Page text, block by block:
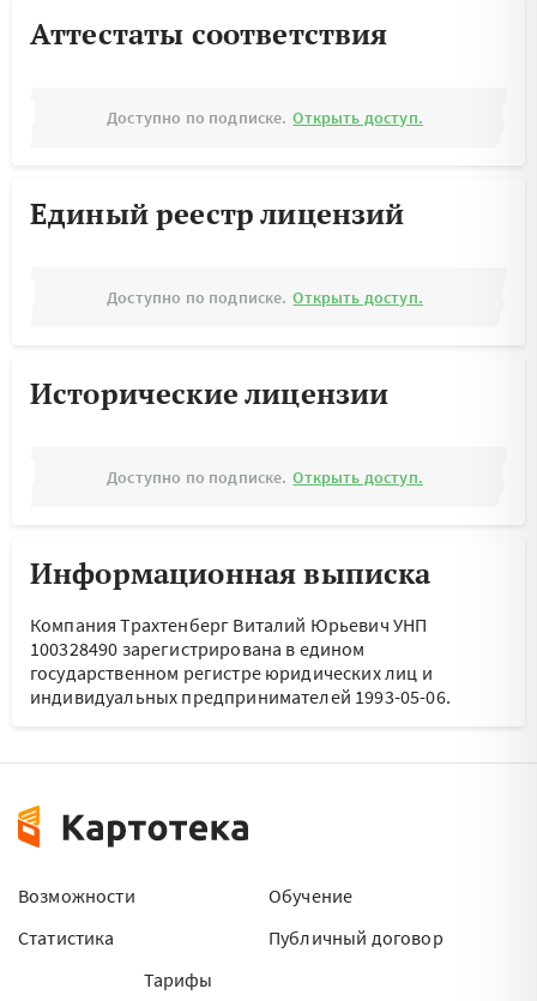
Аттестаты соответствия
Доступно по подписке. Открыть доступ.
Единый реестр лицензий
Доступно по подписке. Открыть доступ.
Исторические лицензии
Доступно по подписке. Открыть доступ.
Информационная выписка
Компания Трахтенберг Виталий Юрьевич УНП
100328490 зарегистрирована в едином
государственном регистре юридических лиц и
индивидуальных предпринимателей 1993-05-06.
Возможности
Статистика
Тарифы
Обучение
Публичный договор